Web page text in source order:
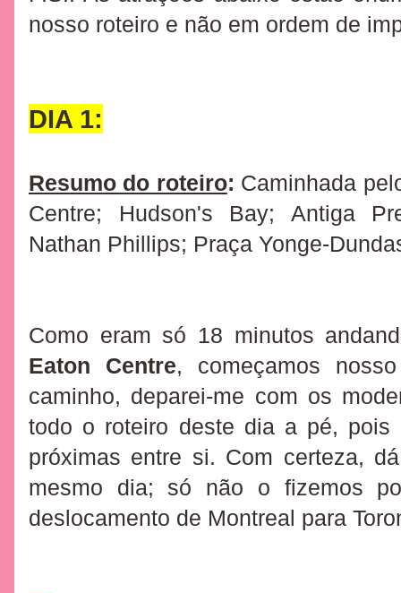
nosso roteiro e não em ordem de
DIA 1:
Resumo do roteiro: Caminhada
Centre; Hudson's Bay; Antiga
Nathan Phillips; Praça Yonge-
Como eram só 18 minutos
Eaton Centre, começamos
caminho, deparei-me com os
todo o roteiro deste dia a pé, pois
próximas entre si. Com certeza,
mesmo dia; só não o fizemos
deslocamento de Montreal para